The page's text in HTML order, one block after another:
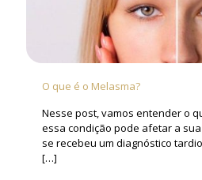
O que é o Melasma?
Nesse post, vamos entender o
essa condição pode afetar a
se recebeu um diagnóstico
[…]